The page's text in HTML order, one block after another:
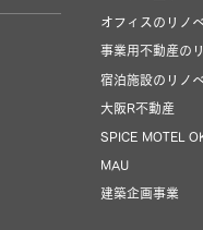
オフィスのリノ
事業用不動産の
宿泊施設のリノ
大阪R不動産
SPICE MOTEL
MAU
建築企画事業